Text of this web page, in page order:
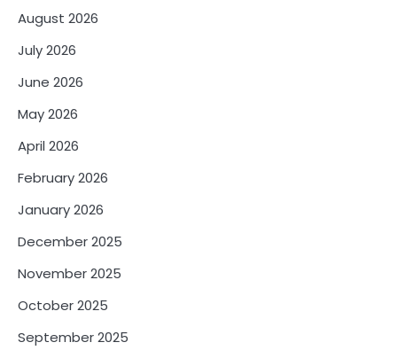
August 2026
July 2026
June 2026
May 2026
April 2026
February 2026
January 2026
December 2025
November 2025
October 2025
September 2025